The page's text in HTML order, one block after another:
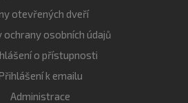
otevřených dveří
ochrany osobních údajů
o přístupnosti
k emailu
Administrace